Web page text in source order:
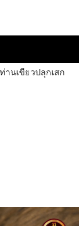
านเขียวปลุกเสก